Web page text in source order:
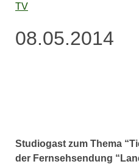
TV
08.05.2014
Studiogast zum Thema
der Fernsehsendung